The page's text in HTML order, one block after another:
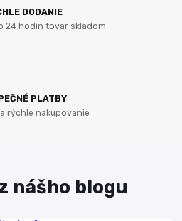
DODANIE
24 hodín tovar skladom
PLATBY
rýchle nakupovanie
nášho blogu